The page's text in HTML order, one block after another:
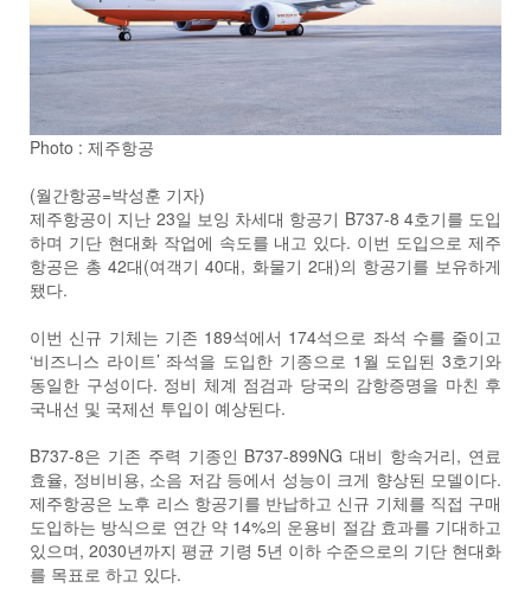
Photo : 제주항공
(월간항공=박성훈 기자)
제주항공이 지난 23일 보잉 차세대 항공기 B737-8 4호기를 도입
하며 기단 현대화 작업에 속도를 내고 있다. 이번 도입으로 제주
항공은 총 42대(여객기 40대, 화물기 2대)의 항공기를 보유하게
됐다.
이번 신규 기체는 기존 189석에서 174석으로 좌석 수를 줄이고
‘비즈니스 라이트’ 좌석을 도입한 기종으로 1월 도입된 3호기와
동일한 구성이다. 정비 체계 점검과 당국의 감항증명을 마친 후
국내선 및 국제선 투입이 예상된다.
B737-8은 기존 주력 기종인 B737-899NG 대비 항속거리, 연료
효율, 정비비용, 소음 저감 등에서 성능이 크게 향상된 모델이다.
제주항공은 노후 리스 항공기를 반납하고 신규 기체를 직접 구매
도입하는 방식으로 연간 약 14%의 운용비 절감 효과를 기대하고
있으며, 2030년까지 평균 기령 5년 이하 수준으로의 기단 현대화
를 목표로 하고 있다.